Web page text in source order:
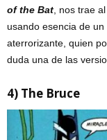
of the Bat , nos trae
usando esencia de
aterrorizante, quien
duda una de las
4) The Bruce